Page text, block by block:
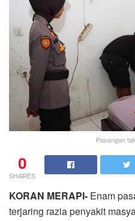
Pasangan
0
SHARES
KORAN MERAPI- Enam
terjaring razia penyakit